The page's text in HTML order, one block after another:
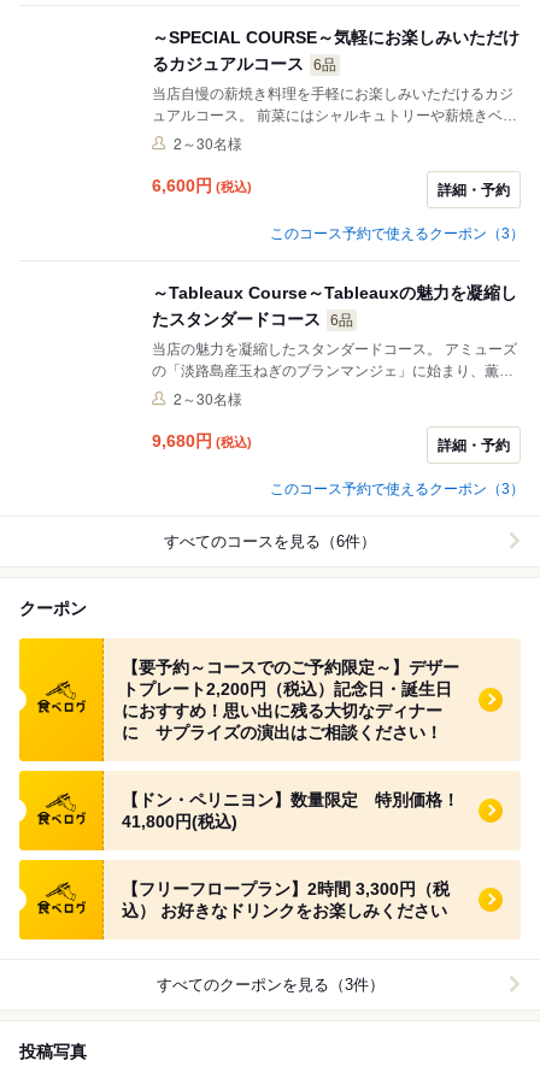
です。
～SPECIAL COURSE～気軽にお楽しみいただけ
るカジュアルコース
6品
当店自慢の薪焼き料理を手軽にお楽しみいただけるカジ
ュアルコース。 前菜にはシャルキュトリーや薪焼きベー
コンのシーザーサラダ、薫香豊かな鰤のクルードをご提
MEATをお好みにあわせてお選びいただくことができま
す。マグレ鴨や和牛フィレなどへの変更も可能！ カジュ
アルなご会食や普段のディナー、仲間との贅沢な女子会
におすすめです。 ※食後のカフェ・アイス付
2～30名様
6,600円 (税込) 詳細・予約
このコース予約で使えるクーポン（3）
～Tableaux Course～Tableauxの魅力を凝縮し
たスタンダードコース
6品
当店の魅力を凝縮したスタンダードコース。 アミューズ
の「淡路島産玉ねぎのブランマンジェ」に始まり、薫香
豊かな鰤のクルードや自家製パテ・ド・カンパーニュの
味を引き出した逸品が揃います。 メインはお好みに合わ
せて「マグレ鴨のロースト」や「ドライエイジングビー
フ」など自慢の薪焼き肉からお選びいただけます。特別
な日のディナーやご会食にぜひご利用ください。 ※食後
のカフェ・デザート付
2～30名様
9,680円 (税込) 詳細・予約
このコース予約で使えるクーポン（3）
すべてのコースを見る（6件）
クーポン
食べログ クーポン
【要予約～コースでのご予約限定～】デザー
トプレート2,200円（税込）記念日・誕生日
におすすめ！思い出に残る大切なディナー
に サプライズの演出はご相談ください！
食べログ クーポン
【ドン・ペリニヨン】数量限定 特別価格！
41,800円(税込)
食べログ クーポン
【フリーフロープラン】2時間 3,300円（税
込） お好きなドリンクをお楽しみください
すべてのクーポンを見る（3件）
投稿写真